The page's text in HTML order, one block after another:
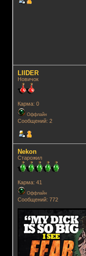
LIIDER
Новичок
Карма: 0
Оффлайн
Сообщений: 2
Nekon
Старожил
Карма: 41
Оффлайн
Сообщений: 772